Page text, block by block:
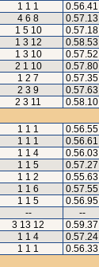
1 1 1 0.56.41
4 6 8 0.57.13
1 5 10 0.57.18
1 3 12 0.58.53
1 3 10 0.57.52
2 1 10 0.57.80
1 2 7 0.57.35
2 3 9 0.57.63
2 3 11 0.58.10
1 1 1 0.56.55
1 1 1 0.56.61
1 1 4 0.56.03
1 1 5 0.57.27
1 1 2 0.55.63
1 1 6 0.57.55
1 1 5 0.56.95
-- --
3 13 12 0.59.37
1 1 4 0.57.24
1 1 1 0.56.33